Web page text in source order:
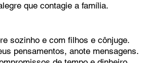
que contagie a família.
sozinho e com filhos e cônjuge.
pensamentos, anote mensagens.